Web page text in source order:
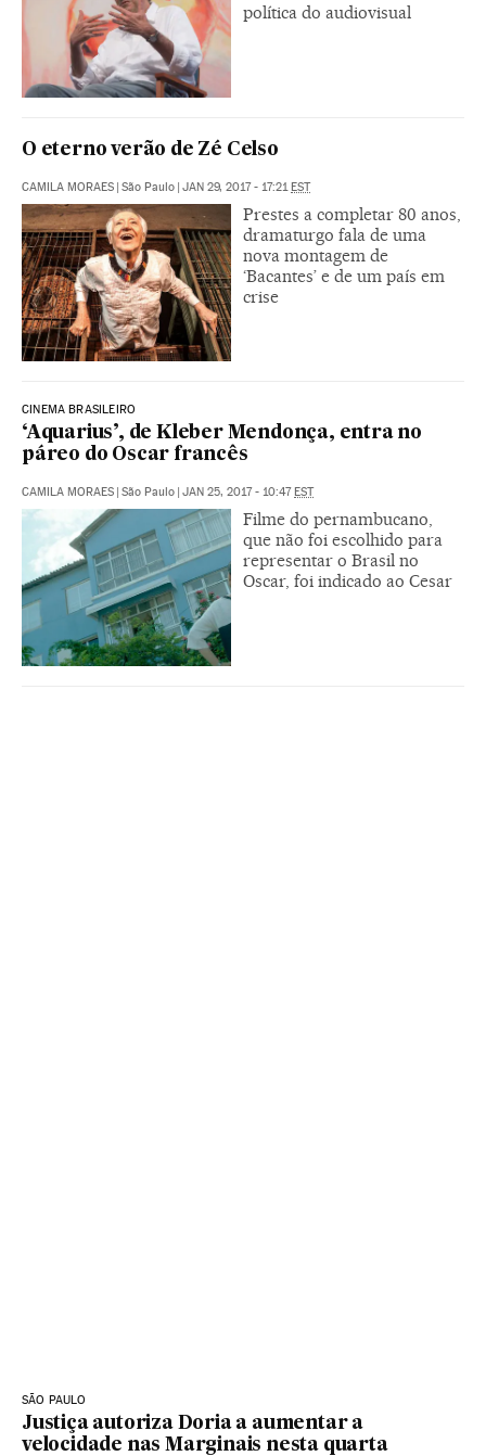
política do audiovisual
O eterno verão de Zé Celso
CAMILA MORAES | São Paulo | JAN 29, 2017 - 17:21EST
Prestes a completar 80 anos,
dramaturgo fala de uma
nova montagem de
‘Bacantes’ e de um país em
crise
CINEMA BRASILEIRO
‘Aquarius’, de Kleber Mendonça, entra no
páreo do Oscar francês
CAMILA MORAES | São Paulo | JAN 25, 2017 - 10:47EST
Filme do pernambucano,
que não foi escolhido para
representar o Brasil no
Oscar, foi indicado ao Cesar
SÃO PAULO
Justiça autoriza Doria a aumentar a
velocidade nas Marginais nesta quarta